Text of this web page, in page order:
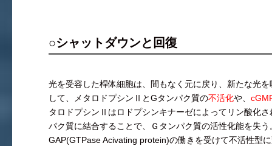
○シャットダウンと回復
光を受容した桿体細胞は、間もなく元に戻り、新たな光
して、メタロドプシンⅡとGタンパク質の不活化や、
タロドプシンⅡはロドプシンキナーゼによってリン酸化さ
パク質に結合することで、Ｇタンパク質の活性化能を失
GAP(GTPase Acivating protein)の働きを受けて不活性型